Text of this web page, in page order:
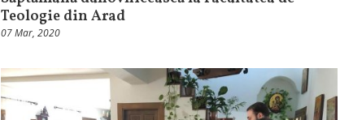
Teologie din Arad
07 Mar, 2020